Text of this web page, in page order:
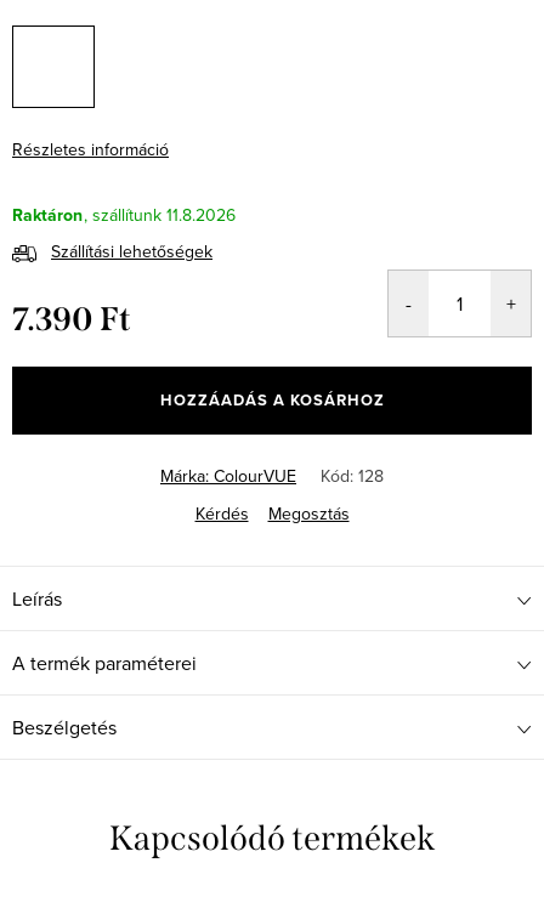
Részletes információ
Raktáron
11.8.2026
Szállítási lehetőségek
7.390 Ft
HOZZÁADÁS A KOSÁRHOZ
Márka: ColourVUE Kód: 128
Kérdés
Megosztás
Leírás
A termék paraméterei
Beszélgetés
Kapcsolódó termékek